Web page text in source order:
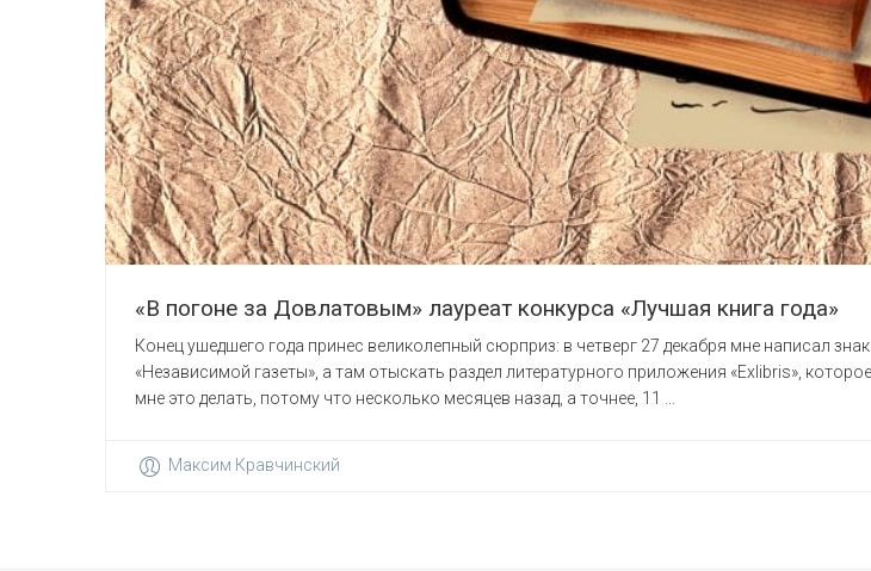
«В погоне за Довлатовым» лауреат конкурса «Лучшая книга года»
Конец ушедшего года принес великолепный сюрприз: в четверг 27 декабря мне написал
«Независимой газеты», а там отыскать раздел литературного приложения «Exlibris»,
мне это делать, потому что несколько месяцев назад, а точнее, 11 ...
Максим Кравчинский